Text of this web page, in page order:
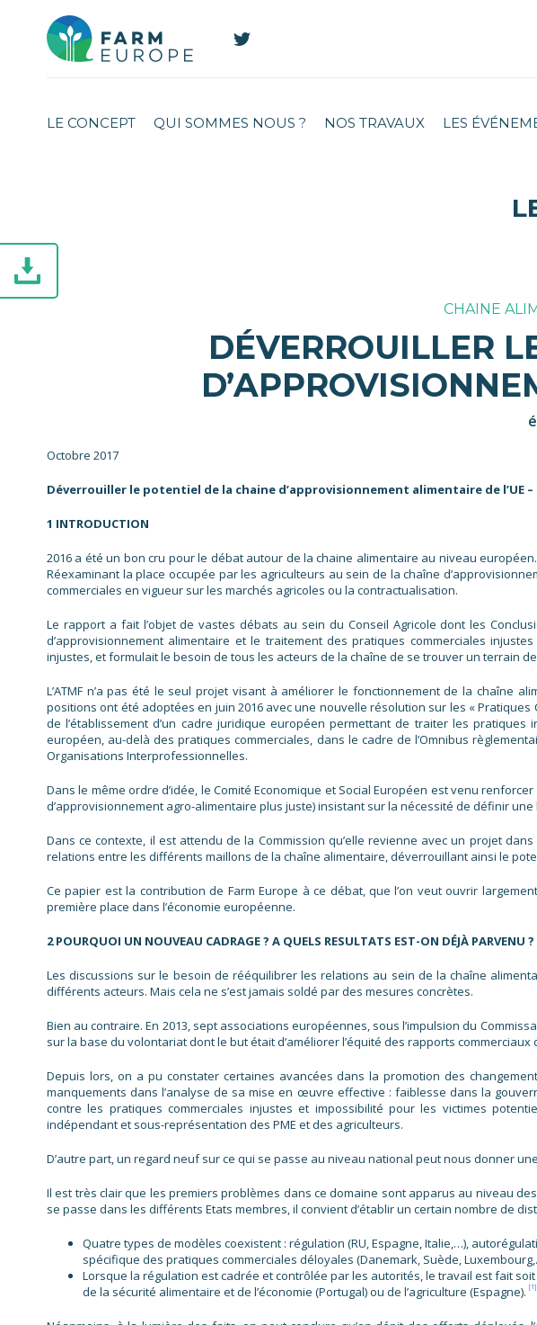
LE CONCEPT QUI SOMMES NOUS ? NOS TRAVAUX LES
CHAINE
DÉVERROUILLER
Octobre 2017
Déverrouiller le potentiel de la chaine d’approvisionnement alimentaire de
1 INTRODUCTION
2016 a été un bon cru pour le débat autour de la chaine alimentaire au niveau
Réexaminant la place occupée par les agriculteurs au sein de la chaîne
commerciales en vigueur sur les marchés agricoles ou la contractualisation.
Le rapport a fait l’objet de vastes débats au sein du Conseil Agricole dont les
d’approvisionnement alimentaire et le traitement des pratiques commerciales
injustes, et formulait le besoin de tous les acteurs de la chaîne de se trouver un terrain
L’ATMF n’a pas été le seul projet visant à améliorer le fonctionnement de la chaîne
positions ont été adoptées en juin 2016 avec une nouvelle résolution sur les «
de l’établissement d’un cadre juridique européen permettant de traiter les
européen, au-delà des pratiques commerciales, dans le cadre de l’Omnibus
Organisations Interprofessionnelles.
Dans le même ordre d’idée, le Comité Economique et Social Européen est venu
d’approvisionnement agro-alimentaire plus juste) insistant sur la nécessité de définir
Dans ce contexte, il est attendu de la Commission qu’elle revienne avec un projet
relations entre les différents maillons de la chaîne alimentaire, déverrouillant ainsi le
Ce papier est la contribution de Farm Europe à ce débat, que l’on veut ouvrir
première place dans l’économie européenne.
2 POURQUOI UN NOUVEAU CADRAGE ? A QUELS RESULTATS EST-ON DÉJÀ PARVENU ?
Les discussions sur le besoin de rééquilibrer les relations au sein de la chaîne
différents acteurs. Mais cela ne s’est jamais soldé par des mesures concrètes.
Bien au contraire. En 2013, sept associations européennes, sous l’impulsion du
sur la base du volontariat dont le but était d’améliorer l’équité des rapports
Depuis lors, on a pu constater certaines avancées dans la promotion des
manquements dans l’analyse de sa mise en œuvre effective : faiblesse dans la
contre les pratiques commerciales injustes et impossibilité pour les victimes
indépendant et sous-représentation des PME et des agriculteurs.
D’autre part, un regard neuf sur ce qui se passe au niveau national peut nous donner
Il est très clair que les premiers problèmes dans ce domaine sont apparus au niveau
se passe dans les différents Etats membres, il convient d’établir un certain nombre de
Quatre types de modèles coexistent : régulation (RU, Espagne, Italie,…),
spécifique des pratiques commerciales déloyales (Danemark, Suède,
Lorsque la régulation est cadrée et contrôlée par les autorités, le travail est fait
de la sécurité alimentaire et de l’économie (Portugal) ou de l’agriculture (Espagne). [1]